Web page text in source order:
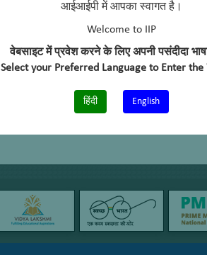
आईआईपी में आपका स्वागत है।
Welcome to IIP
वेबसाइट में प्रवेश करने के लिए अपनी पसंदीदा
Select your Preferred Language to Enter the
हिंदी English